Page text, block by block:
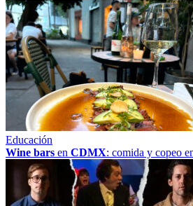
Educación
Wine bars en CDMX: comida y copeo